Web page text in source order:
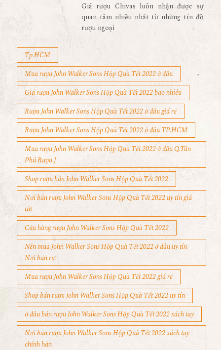
Giá rượu Chivas luôn nhận được sự
quan tâm nhiều nhất từ những tín đồ
rượu ngoại
Tp.HCM
Mua rượu John Walker Sons Hộp Quà Tết 2022 ở đâu
Giá rượu John Walker Sons Hộp Quà Tết 2022 bao nhiêu
Rượu John Walker Sons Hộp Quà Tết 2022 ở đâu giá rẻ
Rượu John Walker Sons Hộp Quà Tết 2022 ở đâu TP.HCM
Mua rượu John Walker Sons Hộp Quà Tết 2022 ở đâu Q.Tân
Phú Rượu J
Shop rượu bán John Walker Sons Hộp Quà Tết 2022
Nơi bán rượu John Walker Sons Hộp Quà Tết 2022 uy tín giá
tốt
Cửa hàng rượu John Walker Sons Hộp Quà Tết 2022
Nên mua John Walker Sons Hộp Quà Tết 2022 ở đâu uy tín
Nơi bán rư
Mua rượu John Walker Sons Hộp Quà Tết 2022 giá rẻ
Shop bán rượu John Walker Sons Hộp Quà Tết 2022 uy tín
ở đâu bán rượu John Walker Sons Hộp Quà Tết 2022 xách tay
Nơi bán rượu John Walker Sons Hộp Quà Tết 2022 xách tay
chính hãn